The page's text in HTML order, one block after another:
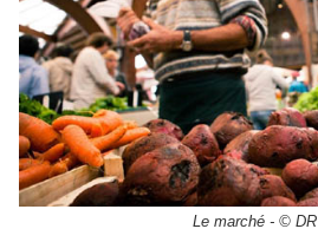
Le marché - © DR